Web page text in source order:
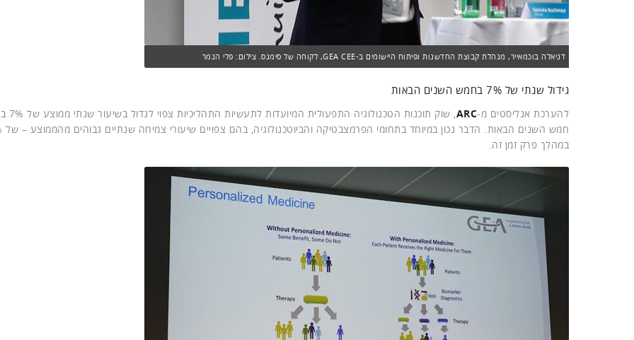
דניאלה בוכמאייר, מנהלת קבוצת החדשנות ופיתוח היישומים ב-GEA CEE, לקוחה של סימנס. צילום: פלי הנמר
גידול שנתי של 7% בחמש השנים הבאות
להערכת אנליסטים מ-ARC
, שוק תוכנות
במהלך פרק זמן זה.